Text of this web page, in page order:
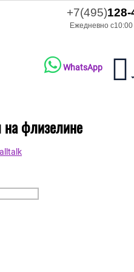
+7(495)128-
Ежедневно
WhatsApp
флизелине